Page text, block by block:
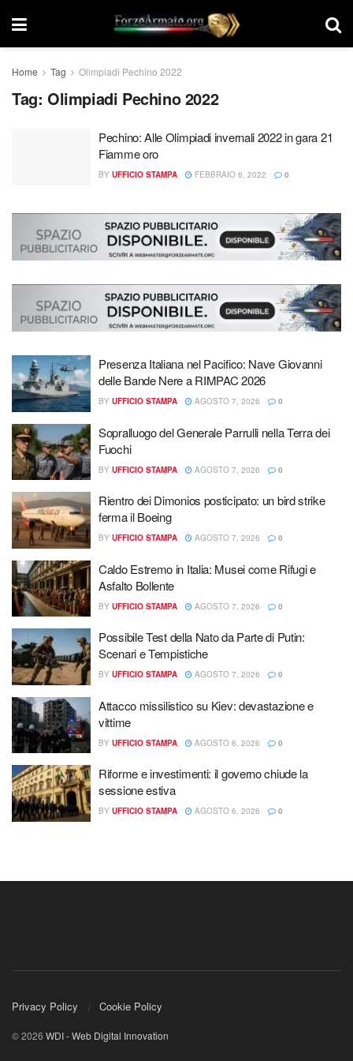
Home Tag Olimpiadi Pechino 2022
Tag: Olimpiadi Pechino 2022
Pechino: Alle Olimpiadi invernali 2022 in gara 21
Fiamme oro
BY UFFICIO STAMPA FEBBRAIO 6, 2022 0
Presenza Italiana nel Pacifico: Nave Giovanni
delle Bande Nere a RIMPAC 2026
BY UFFICIO STAMPA AGOSTO 7, 2026 0
Sopralluogo del Generale Parrulli nella Terra dei
Fuochi
BY UFFICIO STAMPA AGOSTO 7, 2026 0
Rientro dei Dimonios posticipato: un bird strike
ferma il Boeing
BY UFFICIO STAMPA AGOSTO 7, 2026 0
Caldo Estremo in Italia: Musei come Rifugi e
Asfalto Bollente
BY UFFICIO STAMPA AGOSTO 7, 2026 0
Possibile Test della Nato da Parte di Putin:
Scenari e Tempistiche
BY UFFICIO STAMPA AGOSTO 7, 2026 0
Attacco missilistico su Kiev: devastazione e
vittime
BY UFFICIO STAMPA AGOSTO 6, 2026 0
Riforme e investimenti: il governo chiude la
sessione estiva
BY UFFICIO STAMPA AGOSTO 6, 2026 0
Privacy Policy Cookie Policy
© 2026 WDI - Web Digital Innovation